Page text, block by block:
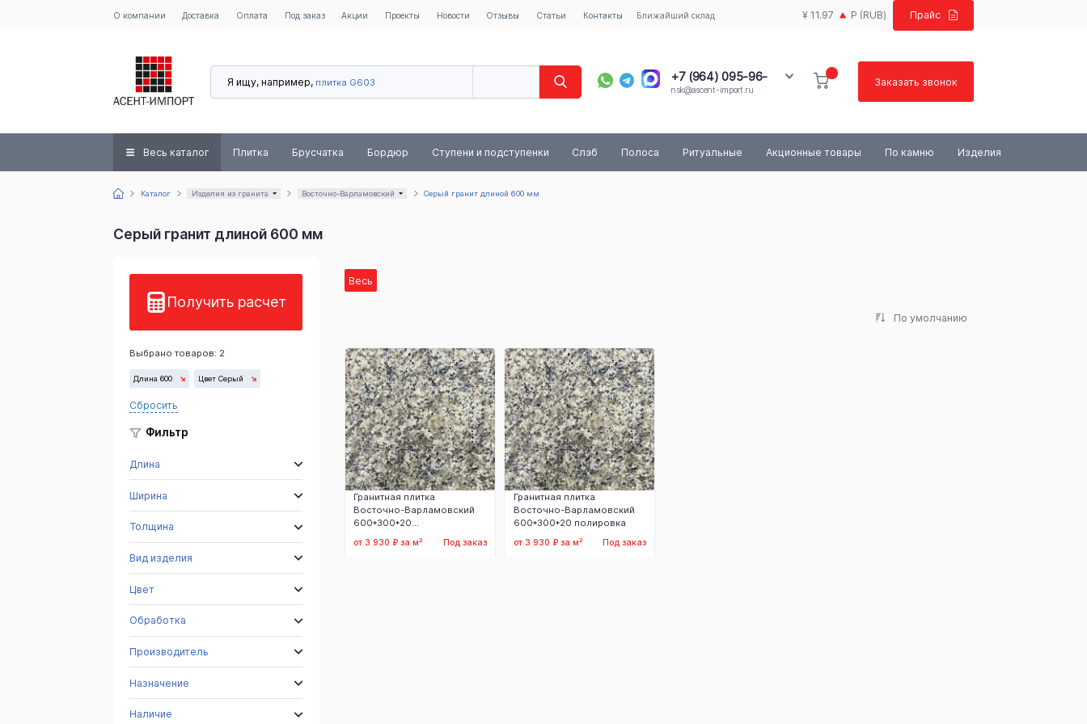
О компании Доставка Оплата Под заказ Акции Проекты Новости Отзывы Статьи Контакты Ближайший склад ¥ 11.97 Р (RUB) Прайс
Я ищу, например, плитка G603
+7 (964) 095-96-
40
nsk@ascent-import.ru
Заказать звонок
Весь каталог Плитка Брусчатка Бордюр Ступени и подступенки Слэб Полоса Ритуальные Акционные товары По камню Изделия
Каталог Изделия из гранита Восточно-Варламовский Серый гранит длиной 600 мм
Серый гранит длиной 600 мм
Получить расчет
Выбрано товаров: 2
Длина 600 Цвет Серый
Сбросить
Фильтр
Длина
Ширина
Толщина
Вид изделия
Цвет
Обработка
Производитель
Назначение
Наличие
Весь
По умолчанию
Гранитная плитка
Восточно-Варламовский
600*300*20
бучардированная
от 3 930 ₽ за м² Под заказ
Гранитная плитка
Восточно-Варламовский
600*300*20 полировка
от 3 930 ₽ за м² Под заказ